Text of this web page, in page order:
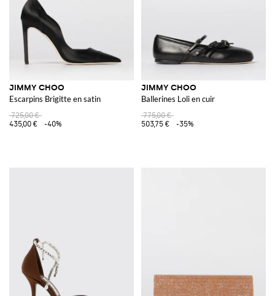
JIMMY CHOO
Escarpins Brigitte en satin
725,00 €
435,00 €
-40%
JIMMY CHOO
Ballerines Loli en cuir
775,00 €
503,75 €
-35%